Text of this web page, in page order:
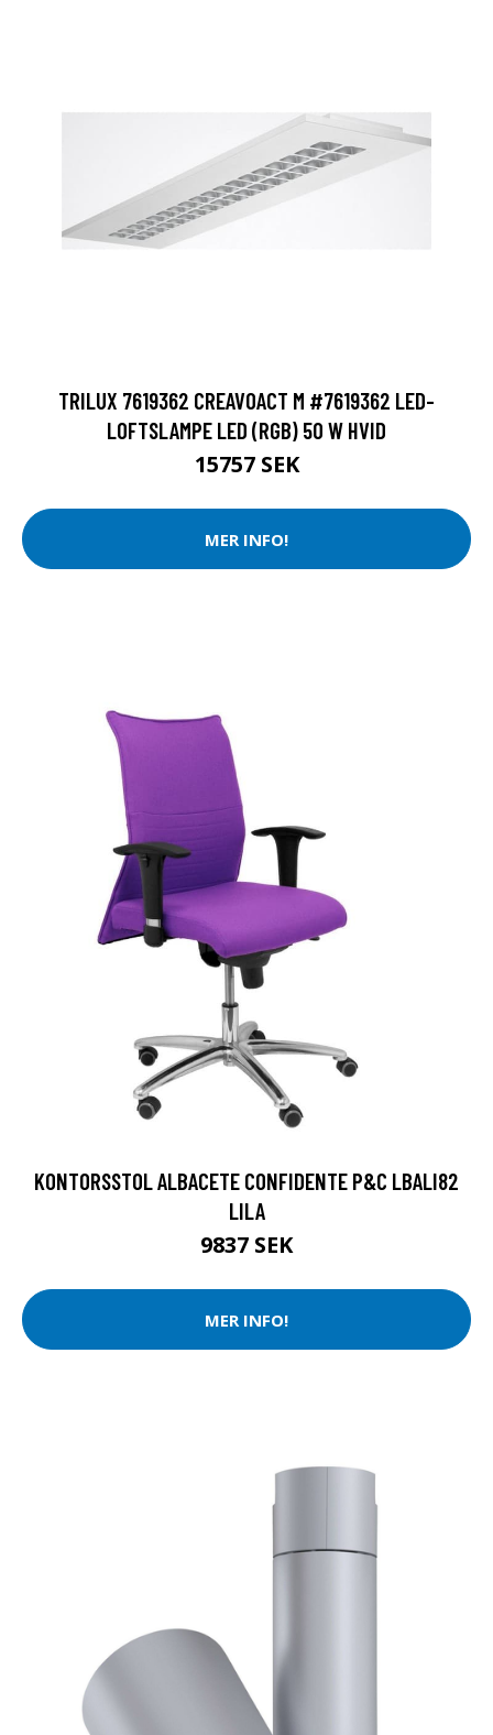
TRILUX 7619362 CREAVOACT M #7619362 LED-
LOFTSLAMPE LED (RGB) 50 W HVID
15757 SEK
MER INFO!
KONTORSSTOL ALBACETE CONFIDENTE P&C LBALI82
LILA
9837 SEK
MER INFO!